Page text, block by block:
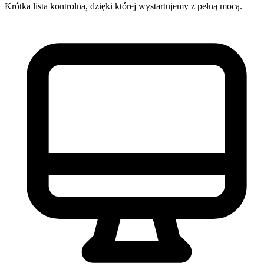
Krótka lista kontrolna, dzięki której wystartujemy z pełną mocą.